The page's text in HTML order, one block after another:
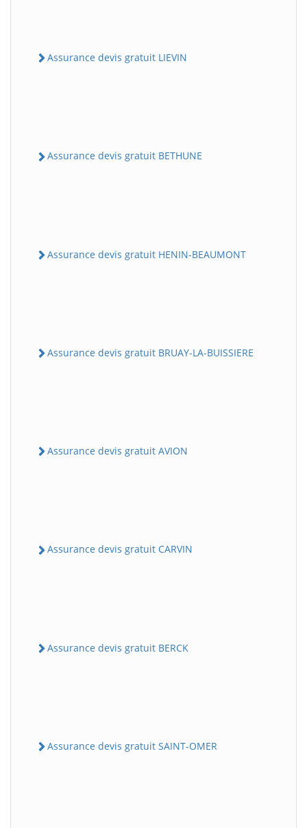
Assurance devis gratuit LIEVIN
Assurance devis gratuit BETHUNE
Assurance devis gratuit HENIN-BEAUMONT
Assurance devis gratuit BRUAY-LA-BUISSIERE
Assurance devis gratuit AVION
Assurance devis gratuit CARVIN
Assurance devis gratuit BERCK
Assurance devis gratuit SAINT-OMER